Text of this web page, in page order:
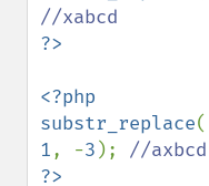
<?php
substr_replace(
1, -3 );